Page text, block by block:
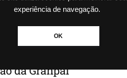
experiência de navegação.
OK
para Startups no
da Granpal